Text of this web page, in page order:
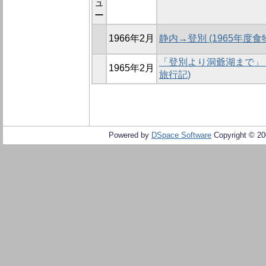
ュ
ー
1966年2月 静内→登別 (1965年度食
1965年2月
「登別より洞爺湖まで
旅行記)
Powered by DSpace Software Copyright ©